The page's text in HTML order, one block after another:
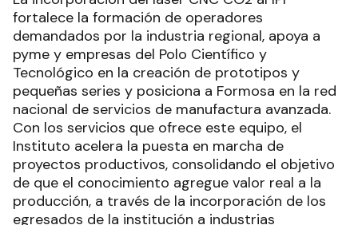
fortalece la formación de operadores
demandados por la industria regional, apoya a
pyme y empresas del Polo Científico y
Tecnológico en la creación de prototipos y
pequeñas series y posiciona a Formosa en la red
nacional de servicios de manufactura avanzada.
Con los servicios que ofrece este equipo, el
Instituto acelera la puesta en marcha de
proyectos productivos, consolidando el objetivo
de que el conocimiento agregue valor real a la
producción, a través de la incorporación de los
egresados de la institución a industrias